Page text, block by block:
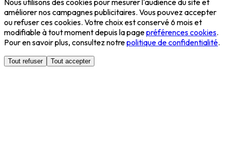
Nous utilisons des cookies pour mesurer l'audience du site et
améliorer nos campagnes publicitaires. Vous pouvez accepter
ou refuser ces cookies. Votre choix est conservé 6 mois et
modifiable à tout moment depuis la pagepréférences cookies.
Pour en savoir plus, consultez notrepolitique de confidentialité.
Tout refuser Tout accepter